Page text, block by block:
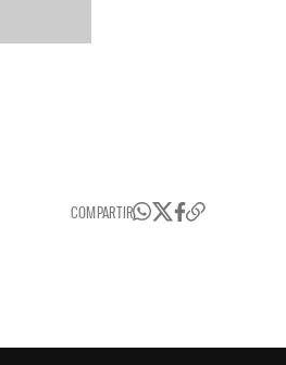
COMPARTIR